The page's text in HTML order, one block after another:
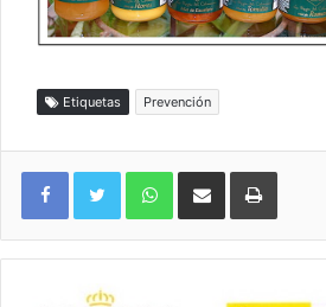
Etiquetas Prevención
WhatsAppCompartir por correo electrónicoImprimir